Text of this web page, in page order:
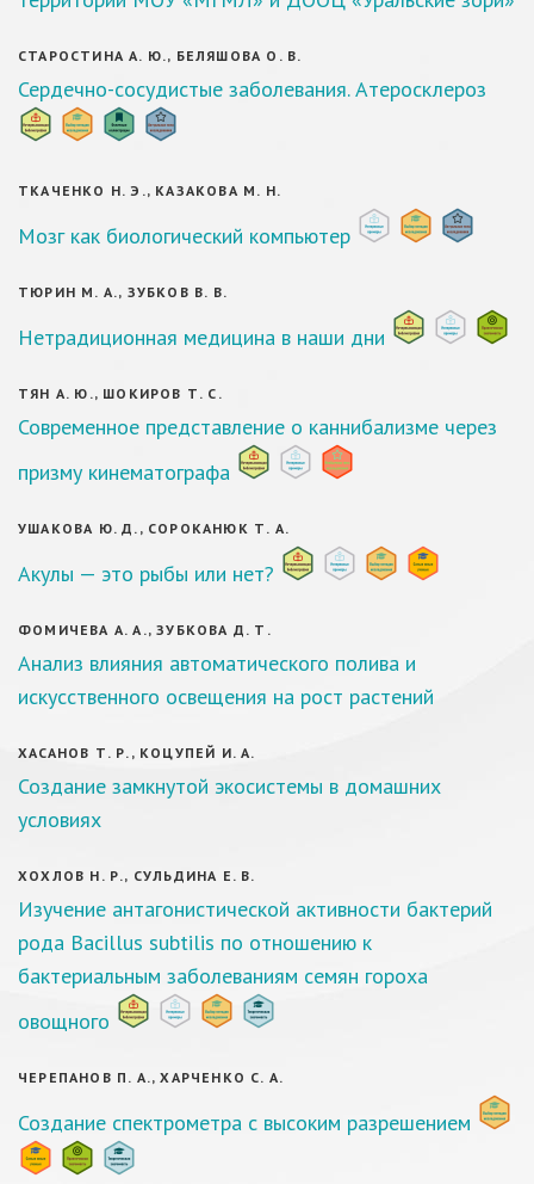
СТАРОСТИНА А. Ю., БЕЛЯШОВА О. В.
Сердечно-сосудистые заболевания. Атеросклероз
ТКАЧЕНКО Н. Э., КАЗАКОВА М. Н.
Мозг как биологический компьютер
ТЮРИН М. А., ЗУБКОВ В. В.
Нетрадиционная медицина в наши дни
ТЯН А. Ю., ШОКИРОВ Т. С.
Современное представление о каннибализме через
призму кинематографа
УШАКОВА Ю. Д., СОРОКАНЮК Т. А.
Акулы — это рыбы или нет?
ФОМИЧЕВА А. А., ЗУБКОВА Д. Т.
Анализ влияния автоматического полива и
искусственного освещения на рост растений
ХАСАНОВ Т. Р., КОЦУПЕЙ И. А.
Создание замкнутой экосистемы в домашних
условиях
ХОХЛОВ Н. Р., СУЛЬДИНА Е. В.
Изучение антагонистической активности бактерий
рода Bacillus subtilis по отношению к
бактериальным заболеваниям семян гороха
овощного
ЧЕРЕПАНОВ П. А., ХАРЧЕНКО С. А.
Создание спектрометра с высоким разрешением